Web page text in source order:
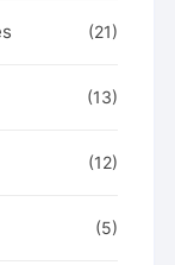
(21)
(13)
(12)
(5)